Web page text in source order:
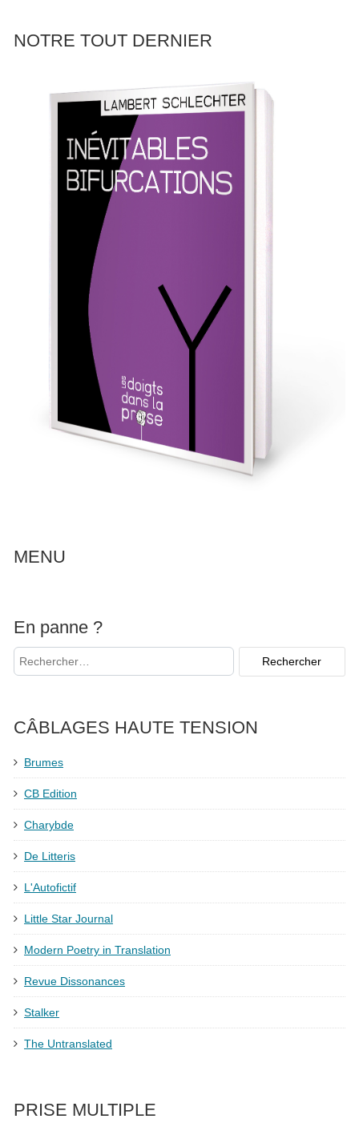
NOTRE TOUT DERNIER
MENU
En panne ?
CÂBLAGES HAUTE TENSION
Brumes
CB Edition
Charybde
De Litteris
L'Autofictif
Little Star Journal
Modern Poetry in Translation
Revue Dissonances
Stalker
The Untranslated
PRISE MULTIPLE